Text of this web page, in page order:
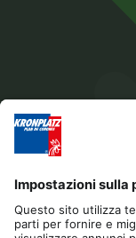
Editoria Privacy